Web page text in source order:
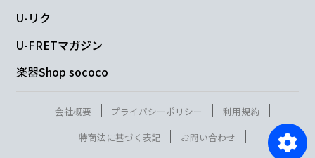
U-リク
U-FRETマガジン
楽器Shop sococo
会社概要 プライバシーポリシー
利用規約
特商法に基づく表記
お問い合わせ